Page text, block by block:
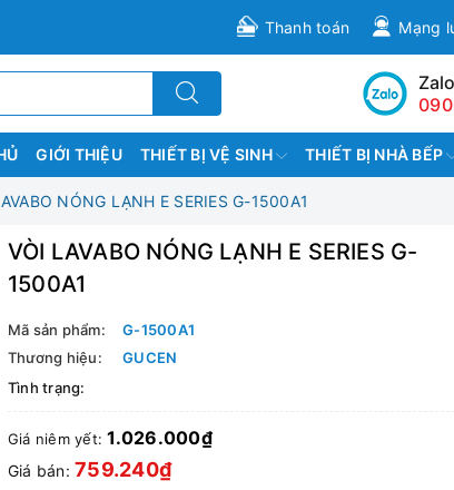
Thanh toán Mạng
GIỚI THIỆU THIẾT BỊ VỆ SINH THIẾT BỊ NHÀ BẾP
NÓNG LẠNH E SERIES G-1500A1
VÒI LAVABO NÓNG LẠNH E SERIES G-
1500A1
Mã sản phẩm:
G-1500A1
Thương hiệu:
GUCEN
Tình trạng:
Giá niêm yết:1.026.000₫
Giá bán:759.240₫